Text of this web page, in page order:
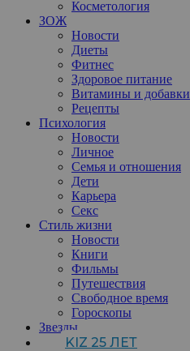
Косметология
ЗОЖ
Новости
Диеты
Фитнес
Здоровое питание
Витамины и добавки
Рецепты
Психология
Новости
Личное
Семья и отношения
Дети
Карьера
Секс
Стиль жизни
Новости
Книги
Фильмы
Путешествия
Свободное время
Гороскопы
Звезды
KIZ 25 ЛЕТ